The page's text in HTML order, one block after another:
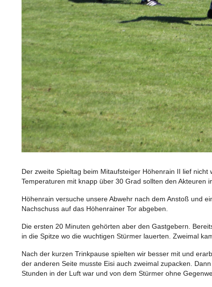
Der zweite Spieltag beim Mitaufsteiger Höhenrain II lief
Temperaturen mit knapp über 30 Grad sollten den Akteuren
Höhenrain versuche unsere Abwehr nach dem Anstoß und
Nachschuss auf das Höhenrainer Tor abgeben.
Die ersten 20 Minuten gehörten aber den Gastgebern.
in die Spitze wo die wuchtigen Stürmer lauerten. Zweimal
Nach der kurzen Trinkpause spielten wir besser mit und
der anderen Seite musste Eisi auch zweimal zupacken.
Stunden in der Luft war und von dem Stürmer ohne